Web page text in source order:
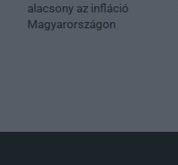
alacsony az infláció
Magyarországon